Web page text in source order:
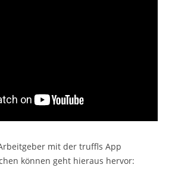
mit der truffls App
können geht hieraus hervor: